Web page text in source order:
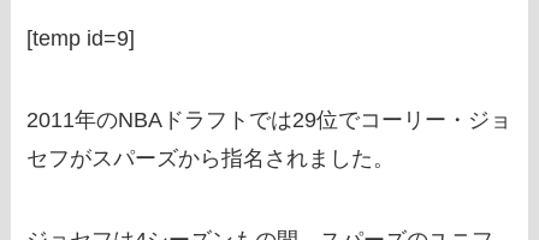
[temp id=9]
2011年のNBAドラフトでは29位でコーリー・ジョ
セフがスパーズから指名されました。